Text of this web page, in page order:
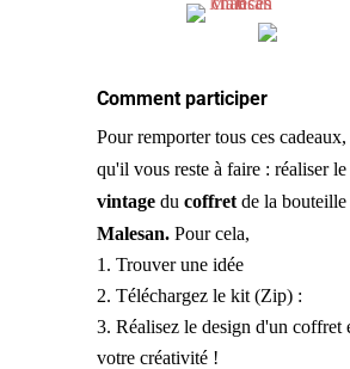
Comment participer
Pour remporter tous ces
qu'il vous reste à faire : réaliser le
vintagedu coffretde la bouteille
Malesan.Pour cela,
Trouver une idée
Téléchargez le kit (Zip) :
Réalisez le design d'un coffret
votre créativité !